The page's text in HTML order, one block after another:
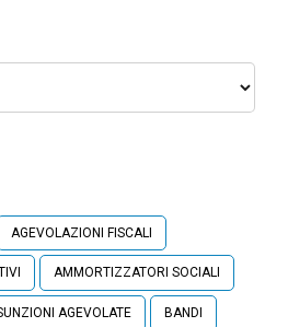
AGEVOLAZIONI FISCALI
AMMORTIZZATORI SOCIALI
AGEVOLATE BANDI